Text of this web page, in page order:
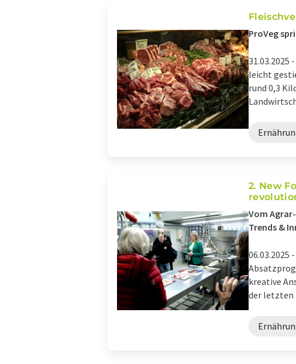
ProVeg
31.03.2025 -
leicht
rund 0,3
2. New
Vom
Trends &
06.03.2025 -
kreative
der letzten